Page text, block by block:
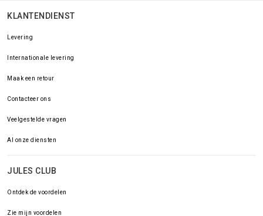
KLANTENDIENST
Levering
Internationale levering
Maak een retour
Contacteer ons
Veelgestelde vragen
Al onze diensten
JULES CLUB
Ontdek de voordelen
Zie mijn voordelen